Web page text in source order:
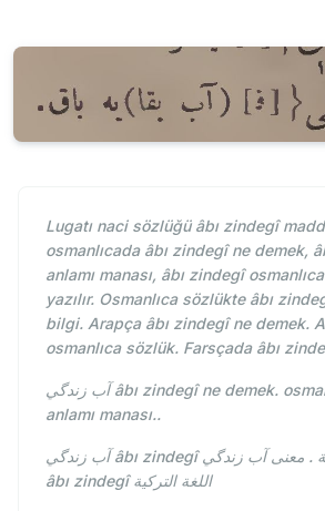
Lugatı naci sözlüğü âbı zindegî
osmanlıcada âbı zindegî ne demek,
anlamı manası, âbı zindegî
yazılır. Osmanlıca sözlükte âbı
bilgi. Arapça âbı zindegî ne demek.
osmanlıca sözlük. Farsçada âbı
آب زندگي âbı zindegî ne demek. osmanlıca yazılışı
anlamı manası..
آب زندگي âbı zindegî يقول ما التركية . معنى آب زندگي
âbı zindegî اللغة التركية